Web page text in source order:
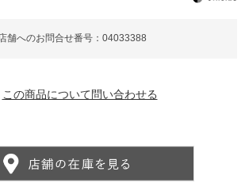
舗へのお問合せ番号：04033388
この商品について問い合わせる